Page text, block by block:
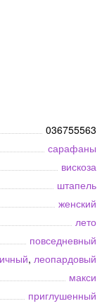
036755563
сарафаны
вискоза
штапель
женский
лето
повседневный
, леопардовый
макси
приглушенный